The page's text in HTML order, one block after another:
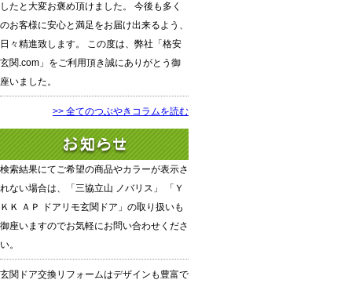
したと大変お褒め頂けました。 今後も多く
のお客様に安心と満足をお届け出来るよう、
日々精進致します。 この度は、弊社「格安
玄関.com」をご利用頂き誠にありがとう御
座いました。
>> 全てのつぶやきコラムを読む
検索結果にてご希望の商品やカラーが表示さ
れない場合は、「三協立山 ノバリス」 「Ｙ
ＫＫ ＡＰ ドアリモ玄関ドア」の取り扱いも
御座いますのでお気軽にお問い合わせくださ
い。
玄関ドア交換リフォームはデザインも豊富で